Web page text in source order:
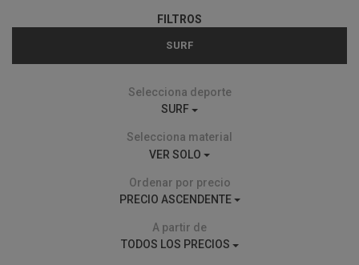
FILTROS
SURF
Selecciona deporte
SURF
Selecciona material
VER SOLO
Ordenar por precio
PRECIO ASCENDENTE
A partir de
TODOS LOS PRECIOS